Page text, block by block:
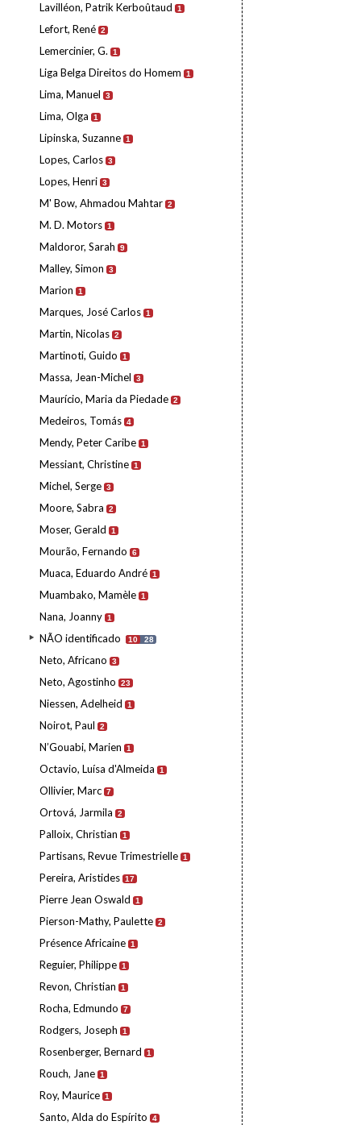
Lavilléon, Patrik Kerboûtaud 1
Lefort, René 2
Lemercinier, G. 1
Liga Belga Direitos do Homem 1
Lima, Manuel 3
Lima, Olga 1
Lipinska, Suzanne 1
Lopes, Carlos 3
Lopes, Henri 3
M' Bow, Ahmadou Mahtar 2
M. D. Motors 1
Maldoror, Sarah 9
Malley, Simon 3
Marion 1
Marques, José Carlos 1
Martin, Nicolas 2
Martinoti, Guido 1
Massa, Jean-Michel 3
Maurício, Maria da Piedade 2
Medeiros, Tomás 4
Mendy, Peter Caribe 1
Messiant, Christine 1
Michel, Serge 3
Moore, Sabra 2
Moser, Gerald 1
Mourão, Fernando 6
Muaca, Eduardo André 1
Muambako, Mamèle 1
Nana, Joanny 1
NÃO identificado 10 28
Neto, Africano 3
Neto, Agostinho 23
Niessen, Adelheid 1
Noirot, Paul 2
N’Gouabi, Marien 1
Octavio, Luísa d'Almeida 1
Ollivier, Marc 7
Ortová, Jarmila 2
Palloix, Christian 1
Partisans, Revue Trimestrielle 1
Pereira, Aristides 17
Pierre Jean Oswald 1
Pierson-Mathy, Paulette 2
Présence Africaine 1
Reguier, Philippe 1
Revon, Christian 1
Rocha, Edmundo 7
Rodgers, Joseph 1
Rosenberger, Bernard 1
Rouch, Jane 1
Roy, Maurice 1
Santo, Alda do Espírito 4